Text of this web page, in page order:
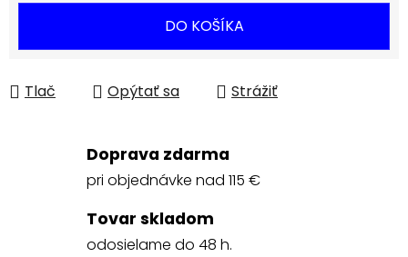
DO KOŠÍKA
Tlač Opýtať sa Strážiť
Doprava zdarma
pri objednávke nad 115 €
Tovar skladom
odosielame do 48 h.